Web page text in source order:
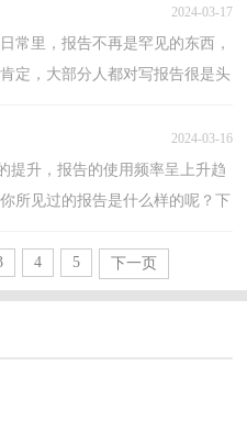
2024-03-17
常里，报告不再是罕见的东西，
定，大部分人都对写报告很是头
2024-03-16
提升，报告的使用频率呈上升趋
所见过的报告是什么样的呢？下
4 5
下一页